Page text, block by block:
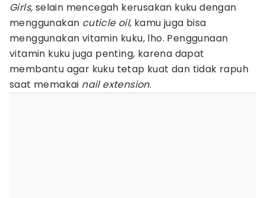
Girls, selain mencegah kerusakan kuku dengan
menggunakan cuticle oil, kamu juga bisa
menggunakan vitamin kuku, lho. Penggunaan
vitamin kuku juga penting, karena dapat
membantu agar kuku tetap kuat dan tidak rapuh
saat memakai nail extension.